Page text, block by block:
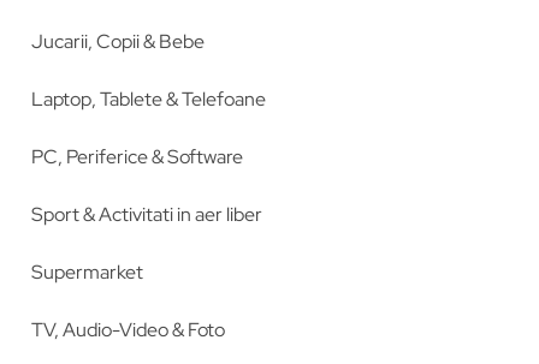
Jucarii, Copii & Bebe
Laptop, Tablete & Telefoane
PC, Periferice & Software
Sport & Activitati in aer liber
Supermarket
TV, Audio-Video & Foto